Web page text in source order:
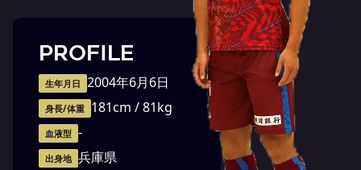
PROFILE
生年月日 2004年6月6日
身長/体重 181cm / 81kg
血液型 -
出身地 兵庫県